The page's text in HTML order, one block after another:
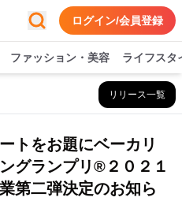
ログイン/会員登録
ファッション・美容 ライフスタ
リリース一覧
トをお題にベーカリ
グランプリ®️２０２１
第二弾決定のお知ら